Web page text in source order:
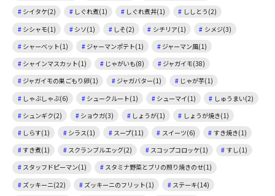
シイタケ(2)
しぐれ煮(1) しぐれ煮丼(1)
ししとう(2)
シシャモ(1)
シソ(1) しそ(2) シチリア(1)
シメジ(3)
シャーベット(1)
ジャーマンポテト(1)
ジャーマン風(1)
シャインマスカット(1)
じゃがいも(8)
ジャガイモ(38)
ジャガイモの巣ごもり卵(1)
ジャガバター(1)
じゃが芋(1)
しゃぶしゃぶ(6)
シュークルート(1) シューマイ(1)
しゅうまい(2)
シュンギク(2)
ショウガ(3) しょうが(1)
しょうが焼き(1)
しらす(1)
シラス(1) スープ(11) スイーツ(6)
すき焼き(1)
すき煮(1)
スクランブルエッグ(2) スコップコロッケ(1)
すし(1)
スタッフドピーマン(1)
スタミナ野菜とブリの照り焼きのせ(1)
ズッキーニ(22)
ズッキーニのフリット(1)
ステーキ(14)